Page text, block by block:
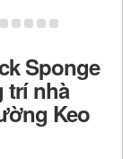
Sponge
trí nhà
Keo